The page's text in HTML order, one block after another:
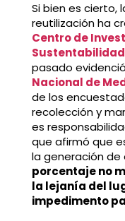
Si bien es cierto,
reutilización ha
Centro de
Sustentabilidad
pasado
Nacional de
de los
recolección y
es
que afirmó que
la generación de
porcentaje no
la lejanía del
impedimento